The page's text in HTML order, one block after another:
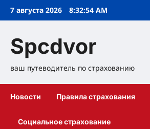
Перейти
7 августа 2026 8:32:54 AM
Spcdvor
ваш путеводитель по страхованию
Новости Правила страхования
Социальное страхование